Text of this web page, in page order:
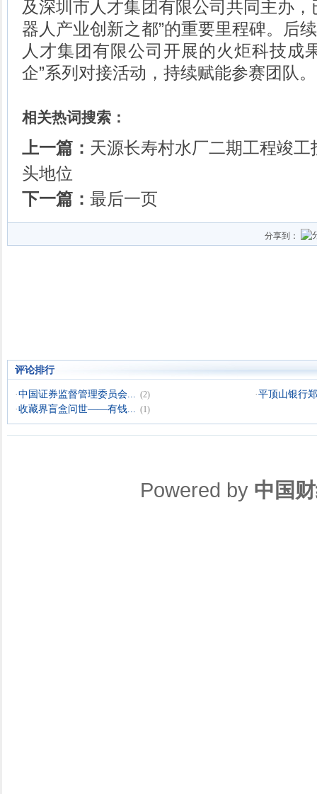
及深圳市人才集团有限公司共同主办
器人产业创新之都”的重要里程碑。后
人才集团有限公司开展的火炬科技成
企”系列对接活动，持续赋能参赛团队。
相关热词搜索：
上一篇： 天源长寿村水厂二期工程竣
头地位
下一篇： 最后一页
分享到：
评论排行
·中国证券监督管理委员会... (2) ·平顶山银行
·收藏界盲盒问世——有钱... (1)
Powered by 中国